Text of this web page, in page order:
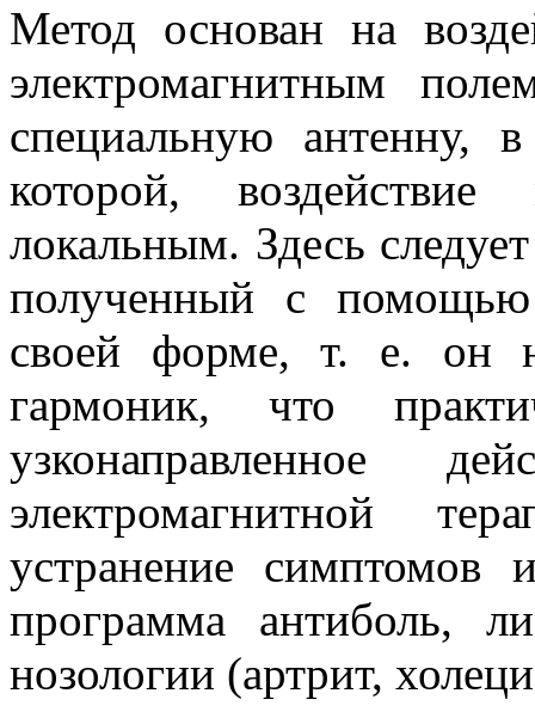
Метод основан на
электромагнитным
специальную антенну,
которой,
локальным. Здесь
полученный с
своей форме, т. е. он
гармоник, что
узконаправленное
электромагнитной
устранение симптомов
программа антиболь,
нозологии (артрит,